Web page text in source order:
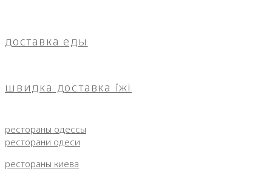
доставка еды
швидка доставка їжі
рестораны одессы
ресторани одеси
рестораны киева